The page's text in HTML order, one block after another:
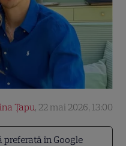
în Google
Țapu, 22 mai 2026, 13:00